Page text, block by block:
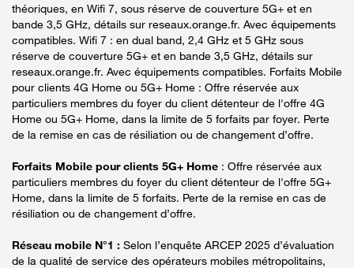
théoriques, en Wifi 7, sous réserve de couverture 5G+ et en
bande 3,5 GHz, détails sur reseaux.orange.fr. Avec équipements
compatibles. Wifi 7 : en dual band, 2,4 GHz et 5 GHz sous
réserve de couverture 5G+ et en bande 3,5 GHz, détails sur
reseaux.orange.fr. Avec équipements compatibles. Forfaits Mobile
pour clients 4G Home ou 5G+ Home : Offre réservée aux
particuliers membres du foyer du client détenteur de l'offre 4G
Home ou 5G+ Home, dans la limite de 5 forfaits par foyer. Perte
de la remise en cas de résiliation ou de changement d’offre.
Forfaits Mobile pour clients 5G+ Home : Offre réservée aux
particuliers membres du foyer du client détenteur de l'offre 5G+
Home, dans la limite de 5 forfaits. Perte de la remise en cas de
résiliation ou de changement d’offre.
Réseau mobile N°1 : Selon l’enquête ARCEP 2025 d’évaluation
de la qualité de service des opérateurs mobiles métropolitains,